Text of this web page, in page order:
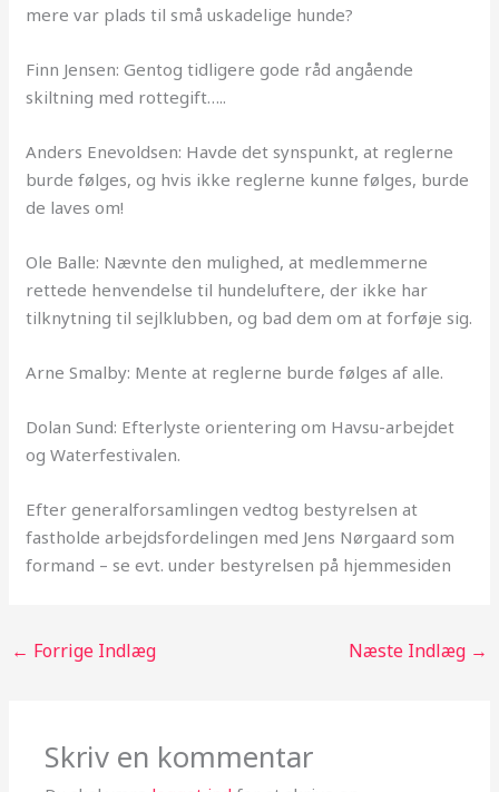
mere var plads til små uskadelige hunde?
Finn Jensen: Gentog tidligere gode råd angående
skiltning med rottegift…..
Anders Enevoldsen: Havde det synspunkt, at reglerne
burde følges, og hvis ikke reglerne kunne følges, burde
de laves om!
Ole Balle: Nævnte den mulighed, at medlemmerne
rettede henvendelse til hundeluftere, der ikke har
tilknytning til sejlklubben, og bad dem om at forføje sig.
Arne Smalby: Mente at reglerne burde følges af alle.
Dolan Sund: Efterlyste orientering om Havsu-arbejdet
og Waterfestivalen.
Efter generalforsamlingen vedtog bestyrelsen at
fastholde arbejdsfordelingen med Jens Nørgaard som
formand – se evt. under bestyrelsen på hjemmesiden
← Forrige Indlæg Næste Indlæg →
Skriv en kommentar